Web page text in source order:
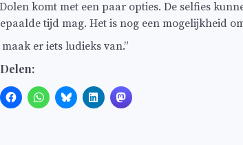
komt met een paar opties. De selfies
tijd mag. Het is nog een mogelijkheid
er iets ludieks van.”
Delen: